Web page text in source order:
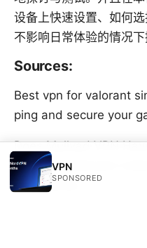
设备上快速设置、如何
不影响日常体验的情况下
Sources:
Best vpn for valorant
ping and secure your
Does Mullvad VPN
Guide to Mullvad’s
Alternatives
VPN
SPONSORED